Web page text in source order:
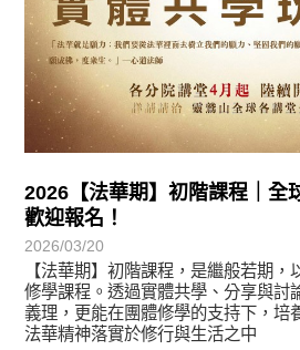
2026【法華期】初階課程｜全
歡迎報名！
2026/03/20
【法華期】初階課程，是繼般若期
修學課程。透過實體共學、分享與討
義理，更能在團體修學的支持下，培
法華精神落實於修行與生活之中